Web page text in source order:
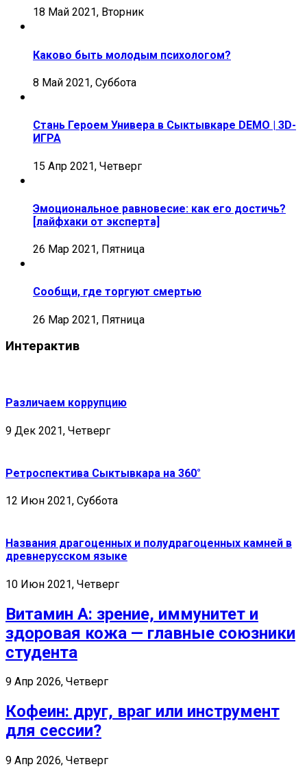
18 Май 2021, Вторник
Каково быть молодым психологом?
8 Май 2021, Суббота
Стань Героем Универа в Сыктывкаре DEMO | 3D-
ИГРА
15 Апр 2021, Четверг
Эмоциональное равновесие: как его достичь?
[лайфхаки от эксперта]
26 Мар 2021, Пятница
Сообщи, где торгуют смертью
26 Мар 2021, Пятница
Интерактив
Различаем коррупцию
9 Дек 2021, Четверг
Ретроспектива Сыктывкара на 360°
12 Июн 2021, Суббота
Названия драгоценных и полудрагоценных камней в
древнерусском языке
10 Июн 2021, Четверг
Витамин А: зрение, иммунитет и
здоровая кожа — главные союзники
студента
9 Апр 2026, Четверг
Кофеин: друг, враг или инструмент
для сессии?
9 Апр 2026, Четверг